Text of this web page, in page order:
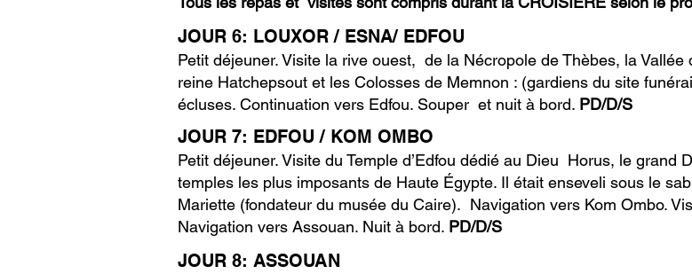
JOUR 6: LOUXOR / ESNA/ EDFOU
Petit déjeuner. Visite la rive ouest, de la Nécropole de Thèbes, la
reine Hatchepsout et les Colosses de Memnon : (gardiens du site
écluses. Continuation vers Edfou. Souper et nuit à bord. PD/D/S
JOUR 7: EDFOU / KOM OMBO
Petit déjeuner. Visite du Temple d’Edfou dédié au Dieu Horus, le grand
temples les plus imposants de Haute Égypte. Il était enseveli sous le
Mariette (fondateur du musée du Caire). Navigation vers Kom Ombo.
Navigation vers Assouan. Nuit à bord. PD/D/S
JOUR 8: ASSOUAN